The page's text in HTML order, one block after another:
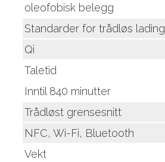
oleofobisk belegg
Standarder for trådløs lading
Qi
Taletid
Inntil 840 minutter
Trådløst grensesnitt
NFC, Wi-Fi, Bluetooth
Vekt